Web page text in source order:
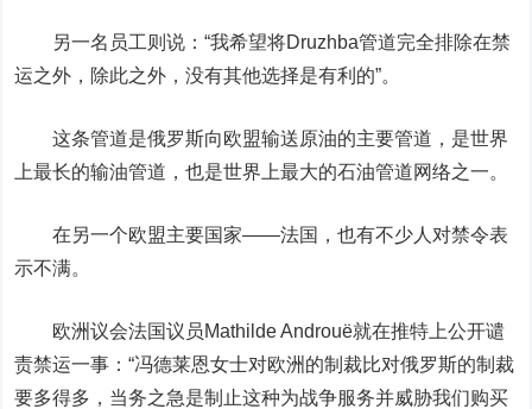
另一名员工则说：“我希望将Druzhba管道完全排除在禁
运之外，除此之外，没有其他选择是有利的”。
这条管道是俄罗斯向欧盟输送原油的主要管道，是世界
上最长的输油管道，也是世界上最大的石油管道网络之一。
在另一个欧盟主要国家——法国，也有不少人对禁令表
示不满。
欧洲议会法国议员Mathilde Androuë就在推特上公开谴
责禁运一事：“冯德莱恩女士对欧洲的制裁比对俄罗斯的制裁
要多得多，当务之急是制止这种为战争服务并威胁我们购买